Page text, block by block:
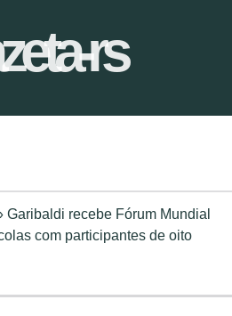
rs
Garibaldi recebe Fórum Mundial
com participantes de oito